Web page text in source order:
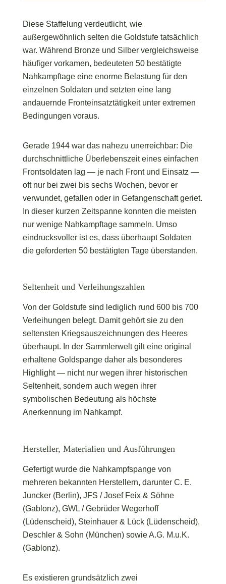
Diese Staffelung verdeutlicht, wie
außergewöhnlich selten die Goldstufe tatsächlich
war. Während Bronze und Silber vergleichsweise
häufiger vorkamen, bedeuteten 50 bestätigte
Nahkampftage eine enorme Belastung für den
einzelnen Soldaten und setzten eine lang
andauernde Fronteinsatztätigkeit unter extremen
Bedingungen voraus.
Gerade 1944 war das nahezu unerreichbar: Die
durchschnittliche Überlebenszeit eines einfachen
Frontsoldaten lag — je nach Front und Einsatz —
oft nur bei zwei bis sechs Wochen, bevor er
verwundet, gefallen oder in Gefangenschaft geriet.
In dieser kurzen Zeitspanne konnten die meisten
nur wenige Nahkampftage sammeln. Umso
eindrucksvoller ist es, dass überhaupt Soldaten
die geforderten 50 bestätigten Tage überstanden.
Seltenheit und Verleihungszahlen
Von der Goldstufe sind lediglich rund 600 bis 700
Verleihungen belegt. Damit gehört sie zu den
seltensten Kriegsauszeichnungen des Heeres
überhaupt. In der Sammlerwelt gilt eine original
erhaltene Goldspange daher als besonderes
Highlight — nicht nur wegen ihrer historischen
Seltenheit, sondern auch wegen ihrer
symbolischen Bedeutung als höchste
Anerkennung im Nahkampf.
Hersteller, Materialien und Ausführungen
Gefertigt wurde die Nahkampfspange von
mehreren bekannten Herstellern, darunter C. E.
Juncker (Berlin), JFS / Josef Feix & Söhne
(Gablonz), GWL / Gebrüder Wegerhoff
(Lüdenscheid), Steinhauer & Lück (Lüdenscheid),
Deschler & Sohn (München) sowie A.G. M.u.K.
(Gablonz).
Es existieren grundsätzlich zwei